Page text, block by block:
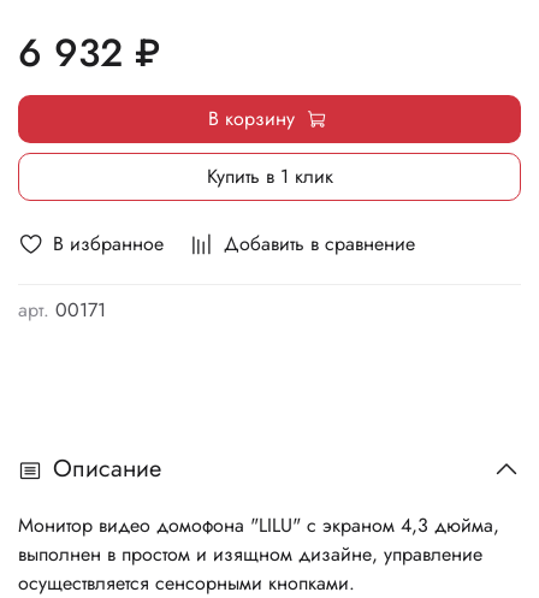
В избранное Добавить в сравнение
арт. 00171
6 932 ₽
В корзину
Купить в 1 клик
Описание
Монитор видео домофона "LILU" с экраном 4,3 дюйма,
выполнен в простом и изящном дизайне, управление
осуществляется сенсорными кнопками.